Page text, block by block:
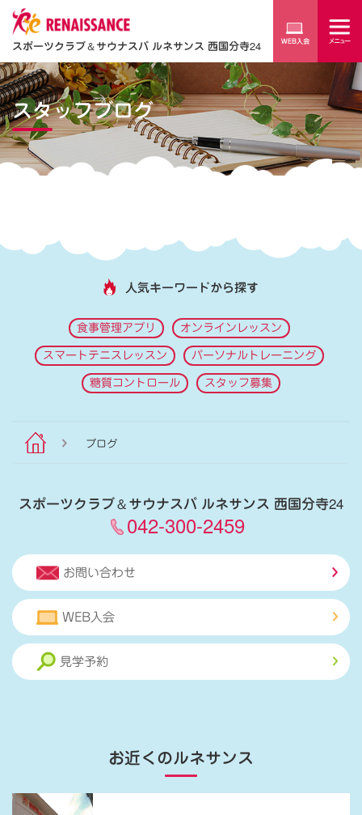
スポーツクラブ＆サウナスパ ルネサンス 西国分寺24
スタッフブログ
人気キーワードから探す
食事管理アプリ オンラインレッスン
スマートテニスレッスン パーソナルトレーニング
糖質コントロール スタッフ募集
ブログ
スポーツクラブ＆サウナスパ ルネサンス 西国分寺24
042-300-2459
お問い合わせ
WEB入会
見学予約
お近くのルネサンス